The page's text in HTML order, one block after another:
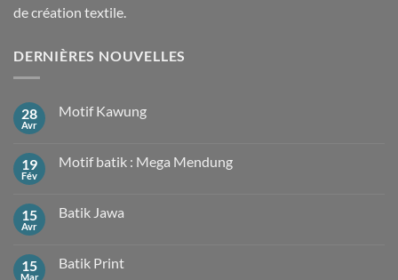
de création textile.
DERNIÈRES NOUVELLES
28
Avr
Motif Kawung
Motif
19
Fév
Motif batik : Mega Mendung
Motif
Mendung
15
Avr
Batik Jawa
Batik
15
Mar
Batik Print